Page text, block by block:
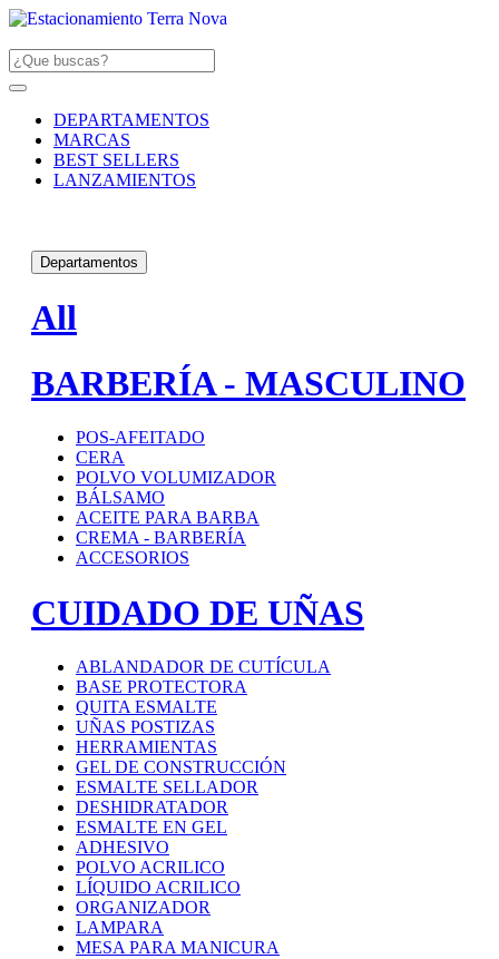
DEPARTAMENTOS
MARCAS
BEST SELLERS
LANZAMIENTOS
Departamentos
All
BARBERÍA - MASCULINO
POS-AFEITADO
CERA
POLVO VOLUMIZADOR
BÁLSAMO
ACEITE PARA BARBA
CREMA - BARBERÍA
ACCESORIOS
CUIDADO DE UÑAS
ABLANDADOR DE CUTÍCULA
BASE PROTECTORA
QUITA ESMALTE
UÑAS POSTIZAS
HERRAMIENTAS
GEL DE CONSTRUCCIÓN
ESMALTE SELLADOR
DESHIDRATADOR
ESMALTE EN GEL
ADHESIVO
POLVO ACRILICO
LÍQUIDO ACRILICO
ORGANIZADOR
LAMPARA
MESA PARA MANICURA